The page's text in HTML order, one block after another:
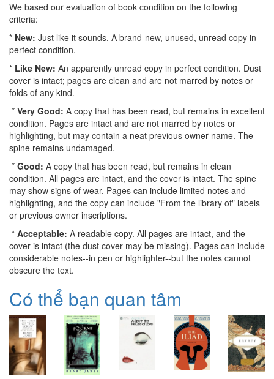
We based our evaluation of book condition on the following
criteria:
* New: Just like it sounds. A brand-new, unused, unread copy in
perfect condition.
* Like New: An apparently unread copy in perfect condition. Dust
cover is intact; pages are clean and are not marred by notes or
folds of any kind.
* Very Good: A copy that has been read, but remains in excellent
condition. Pages are intact and are not marred by notes or
highlighting, but may contain a neat previous owner name. The
spine remains undamaged.
* Good: A copy that has been read, but remains in clean
condition. All pages are intact, and the cover is intact. The spine
may show signs of wear. Pages can include limited notes and
highlighting, and the copy can include "From the library of" labels
or previous owner inscriptions.
* Acceptable: A readable copy. All pages are intact, and the
cover is intact (the dust cover may be missing). Pages can include
considerable notes--in pen or highlighter--but the notes cannot
obscure the text.
Có thể bạn quan tâm